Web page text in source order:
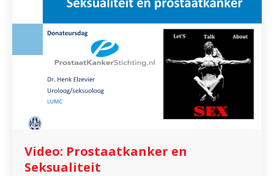
Video: Prostaatkanker en
Seksualiteit